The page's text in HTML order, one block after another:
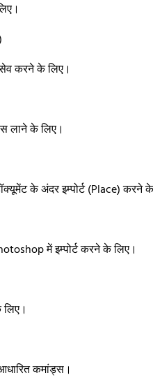
करने के लिए।
लाने के लिए।
के अंदर इम्पोर्ट (Place) करने
में इम्पोर्ट करने के लिए।
कमांड्स।